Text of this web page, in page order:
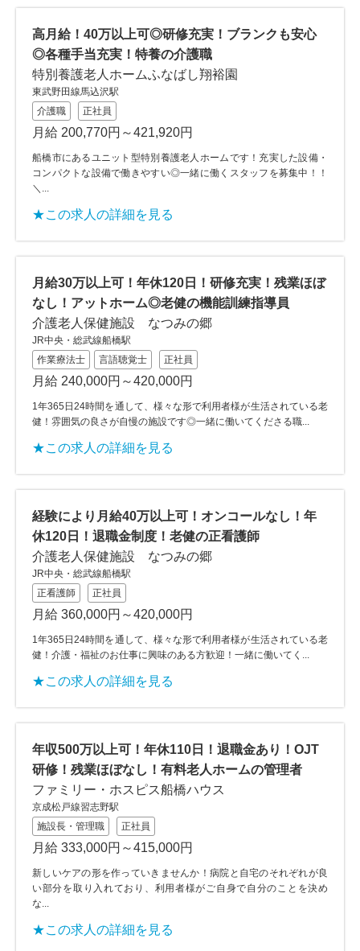
高月給！40万以上可◎研修充実！ブランクも安心
◎各種手当充実！特養の介護職
特別養護老人ホームふなばし翔裕園
東武野田線馬込沢駅
介護職
正社員
月給 200,770円～421,920円
船橋市にあるユニット型特別養護老人ホームです！充実した設備・
コンパクトな設備で働きやすい◎一緒に働くスタッフを募集中！！
＼...
★この求人の詳細を見る
月給30万以上可！年休120日！研修充実！残業ほぼ
なし！アットホーム◎老健の機能訓練指導員
介護老人保健施設 なつみの郷
JR中央・総武線船橋駅
作業療法士
言語聴覚士 正社員
月給 240,000円～420,000円
1年365日24時間を通して、様々な形で利用者様が生活されている老
健！雰囲気の良さが自慢の施設です◎一緒に働いてくださる職...
★この求人の詳細を見る
経験により月給40万以上可！オンコールなし！年
休120日！退職金制度！老健の正看護師
介護老人保健施設 なつみの郷
JR中央・総武線船橋駅
正看護師
正社員
月給 360,000円～420,000円
1年365日24時間を通して、様々な形で利用者様が生活されている老
健！介護・福祉のお仕事に興味のある方歓迎！一緒に働いてく...
★この求人の詳細を見る
年収500万以上可！年休110日！退職金あり！OJT
研修！残業ほぼなし！有料老人ホームの管理者
ファミリー・ホスピス船橋ハウス
京成松戸線習志野駅
施設長・管理職
正社員
月給 333,000円～415,000円
新しいケアの形を作っていきませんか！病院と自宅のそれぞれが良
い部分を取り入れており、利用者様がご自身で自分のことを決め
な...
★この求人の詳細を見る